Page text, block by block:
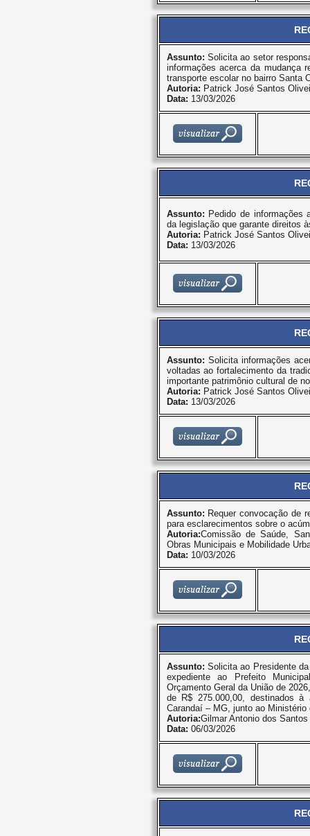
Assunto: Solicita ao setor
informações acerca da mudança
transporte escolar no bairro Santa
Autoria: Patrick José Santos
Data: 13/03/2026
Assunto: Pedido de informações
da legislação que garante direitos
Autoria: Patrick José Santos
Data: 13/03/2026
Assunto: Solicita informações
voltadas ao fortalecimento da
importante patrimônio cultural de
Autoria: Patrick José Santos
Data: 13/03/2026
Assunto: Requer convocação de
para esclarecimentos sobre o
Autoria:Comissão de Saúde,
Obras Municipais e Mobilidade
Data: 10/03/2026
Assunto: Solicita ao Presidente
expediente ao Prefeito
Orçamento Geral da União de
de R$ 275.000,00, destinados
Carandaí – MG, junto ao Ministério
Autoria:Gilmar Antonio dos Santos
Data: 06/03/2026